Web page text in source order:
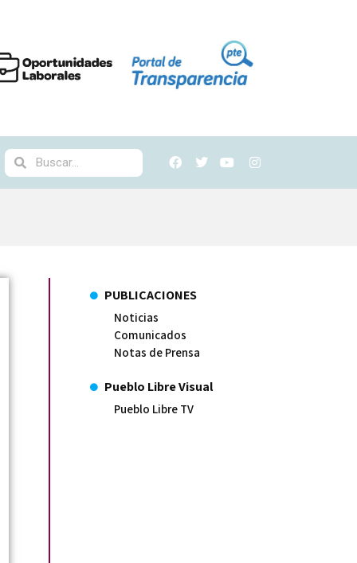
PUBLICACIONES
Noticias
Comunicados
Notas de Prensa
Pueblo Libre Visual
Pueblo Libre TV